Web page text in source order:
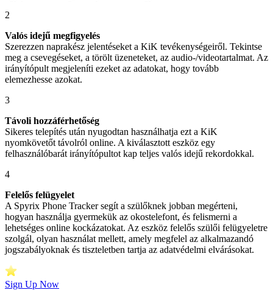
2
Valós idejű megfigyelés
Szerezzen naprakész jelentéseket a KiK tevékenységeiről. Tekintse
meg a csevegéseket, a törölt üzeneteket, az audio-/videotartalmat. Az
irányítópult megjeleníti ezeket az adatokat, hogy tovább
elemezhesse azokat.
3
Távoli hozzáférhetőség
Sikeres telepítés után nyugodtan használhatja ezt a KiK
nyomkövetőt távolról online. A kiválasztott eszköz egy
felhasználóbarát irányítópultot kap teljes valós idejű rekordokkal.
4
Felelős felügyelet
A Spyrix Phone Tracker segít a szülőknek jobban megérteni,
hogyan használja gyermekük az okostelefont, és felismerni a
lehetséges online kockázatokat. Az eszköz felelős szülői felügyeletre
szolgál, olyan használat mellett, amely megfelel az alkalmazandó
jogszabályoknak és tiszteletben tartja az adatvédelmi elvárásokat.
Sign Up Now